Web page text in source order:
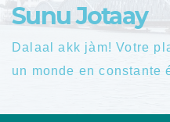
Sunu Jotaay
Dalaal akk jàm! Votre
un monde en constante